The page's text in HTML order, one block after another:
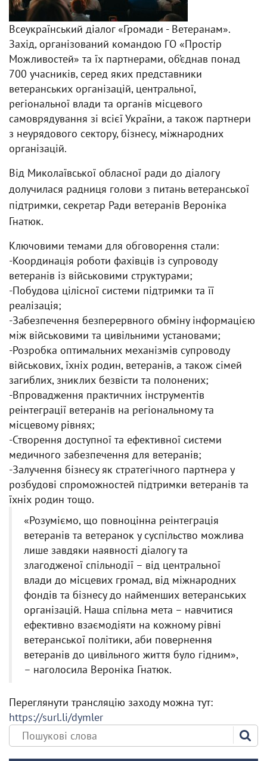
Всеукраїнський діалог «Громади - Ветеранам».
Захід, організований командою ГО «Простір
Можливостей» та їх партнерами, об’єднав понад
700 учасників, серед яких представники
ветеранських організацій, центральної,
регіональної влади та органів місцевого
самоврядування зі всієї України, а також партнери
з неурядового сектору, бізнесу, міжнародних
організацій.
Від Миколаївської обласної ради до діалогу
долучилася радниця голови з питань ветеранської
підтримки, секретар Ради ветеранів Вероніка
Гнатюк.
Ключовими темами для обговорення стали:
-Координація роботи фахівців із супроводу
ветеранів із військовими структурами;
-Побудова цілісної системи підтримки та її
реалізація;
-Забезпечення безперервного обміну інформацією
між військовими та цивільними установами;
-Розробка оптимальних механізмів супроводу
військових, їхніх родин, ветеранів, а також сімей
загиблих, зниклих безвісти та полонених;
-Впровадження практичних інструментів
реінтеграції ветеранів на регіональному та
місцевому рівнях;
-Створення доступної та ефективної системи
медичного забезпечення для ветеранів;
-Залучення бізнесу як стратегічного партнера у
розбудові спроможностей підтримки ветеранів та
їхніх родин тощо.
«Розуміємо, що повноцінна реінтеграція
ветеранів та ветеранок у суспільство можлива
лише завдяки наявності діалогу та
злагодженої спільнодії – від центральної
влади до місцевих громад, від міжнародних
фондів та бізнесу до найменших ветеранських
організацій. Наша спільна мета – навчитися
ефективно взаємодіяти на кожному рівні
ветеранської політики, аби повернення
ветеранів до цивільного життя було гідним»,
– наголосила Вероніка Гнатюк.
Переглянути трансляцію заходу можна тут:
https://surl.li/dymler